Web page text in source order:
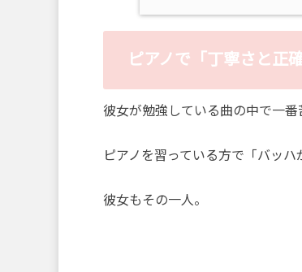
ピアノで「丁寧さと正
彼女が勉強している曲の中で一番
ピアノを習っている方で「バッ
彼女もその一人。